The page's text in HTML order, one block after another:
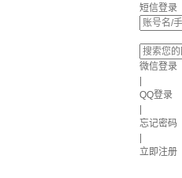
短信登录
微信登录
QQ登录
忘记密码
立即注册